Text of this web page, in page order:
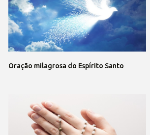
Oração milagrosa do Espírito Santo